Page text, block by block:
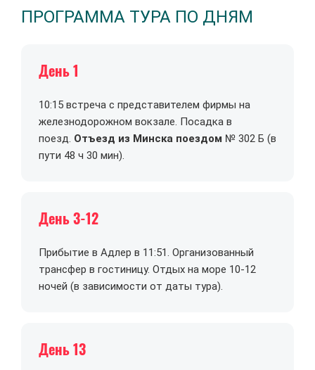
ПРОГРАММА ТУРА ПО ДНЯМ
День 1
10:15 встреча с представителем фирмы на
железнодорожном вокзале. Посадка в
поезд. Отъезд из Минска поездом № 302 Б (в
пути 48 ч 30 мин).
День 3-12
Прибытие в Адлер в 11:51. Организованный
трансфер в гостиницу. Отдых на море 10-12
ночей (в зависимости от даты тура).
День 13